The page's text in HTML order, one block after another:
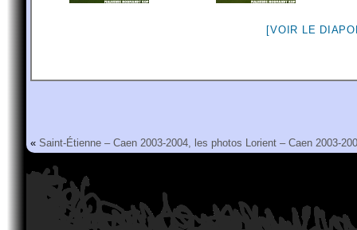
[VOIR LE
« Saint-Étienne – Caen 2003-2004, les photos Lorient – Caen 2003-